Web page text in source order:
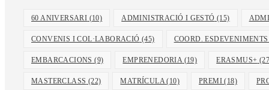
60 ANIVERSARI (10) ADMINISTRACIÓ I GESTÓ (15)
CONVENIS I COL·LABORACIÓ (45) COORD.
EMBARCACIONS (9) EMPRENEDORIA (19) ERASMUS+
MASTERCLASS (22) MATRÍCULA (10) PREMI (18)